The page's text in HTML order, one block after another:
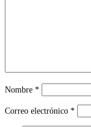
Nombre *
Correo electrónico *